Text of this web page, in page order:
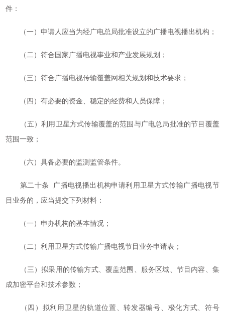
件：
（一）申请人应当为经广电总局批准设立的广播电视播出机构；
（二）符合国家广播电视事业和产业发展规划；
（三）符合广播电视传输覆盖网相关规划和技术要求；
（四）有必要的资金、稳定的经费和人员保障；
（五）利用卫星方式传输覆盖的范围与广电总局批准的节目覆盖
范围一致；
（六）具备必要的监测监管条件。
第二十条 广播电视播出机构申请利用卫星方式传输广播电视节
目业务的，应当提交下列材料：
（一）申办机构的基本情况；
（二）利用卫星方式传输广播电视节目业务申请表；
（三）拟采用的传输方式、覆盖范围、服务区域、节目内容、集
成加密平台和技术参数；
（四）拟利用卫星的轨道位置、转发器编号、极化方式、符号